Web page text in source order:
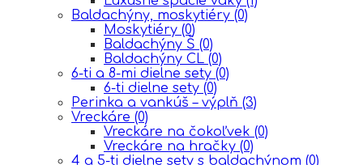
Baldachýny, moskytiéry (0)
Moskytiéry (0)
Baldachýny Š (0)
Baldachýny CL (0)
6-ti a 8-mi dielne sety (0)
6-ti dielne sety (0)
Perinka a vankúš – výplň (3)
Vreckáre (0)
Vreckáre na čokoľvek (0)
Vreckáre na hračky (0)
4 a 5-ti dielne sety s baldachýnom (0)